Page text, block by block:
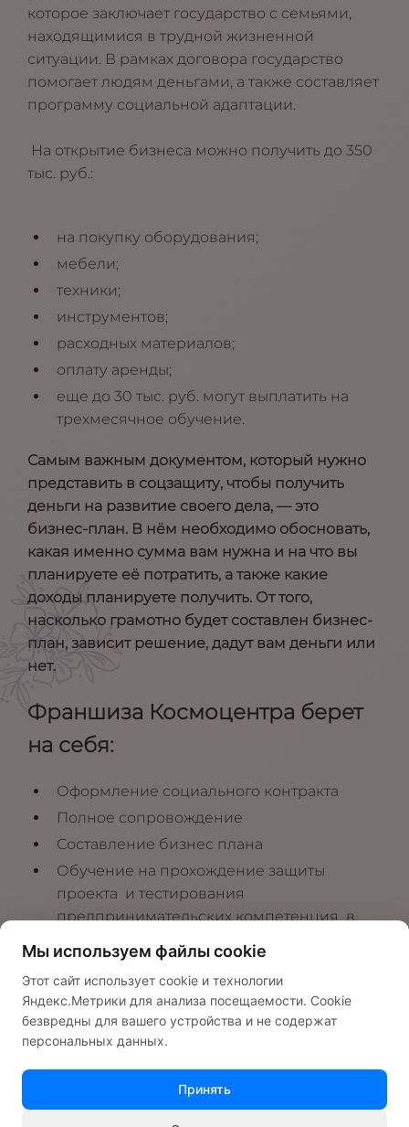
которое заключает государство с семьями,
находящимися в трудной жизненной
ситуации. В рамках договора государство
помогает людям деньгами, а также составляет
программу социальной адаптации.
На открытие бизнеса можно получить до 350
тыс. руб.:
на покупку оборудования;
мебели;
техники;
инструментов;
расходных материалов;
оплату аренды;
еще до 30 тыс. руб. могут выплатить на
трехмесячное обучение.
Самым важным документом, который нужно
представить в соцзащиту, чтобы получить
деньги на развитие своего дела, — это
бизнес-план. В нём необходимо обосновать,
какая именно сумма вам нужна и на что вы
планируете её потратить, а также какие
доходы планируете получить. От того,
насколько грамотно будет составлен бизнес-
план, зависит решение, дадут вам деньги или
нет.
Франшиза Космоцентра берет
на себя:
Оформление социального контракта
Полное сопровождение
Составление бизнес плана
Обучение на прохождение защиты
проекта и тестирования
предпринимательских компетенция в
Хотите узнать подробнее
Мы используем файлы cookie
Этот сайт использует cookie и технологии
Яндекс.Метрики для анализа посещаемости. Cookie
безвредны для вашего устройства и не содержат
персональных данных.
Принять